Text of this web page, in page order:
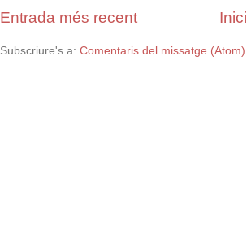
Entrada més recent Inici
Subscriure's a: Comentaris del missatge (Atom)